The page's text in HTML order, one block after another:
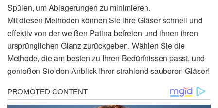
Spülen, um Ablagerungen zu minimieren.
Mit diesen Methoden können Sie Ihre Gläser schnell und
effektiv von der weißen Patina befreien und ihnen ihren
ursprünglichen Glanz zurückgeben. Wählen Sie die
Methode, die am besten zu Ihren Bedürfnissen passt, und
genießen Sie den Anblick Ihrer strahlend sauberen Gläser!